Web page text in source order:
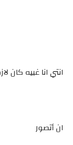
انتي انا غبيه
ان أتصور